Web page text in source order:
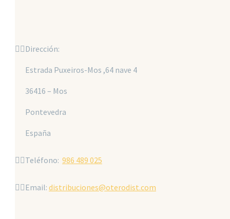
Dirección:
Estrada Puxeiros-Mos ,64 nave 4
36416 – Mos
Pontevedra
España
Teléfono: 986 489 025
Email: distribuciones@oterodist.com